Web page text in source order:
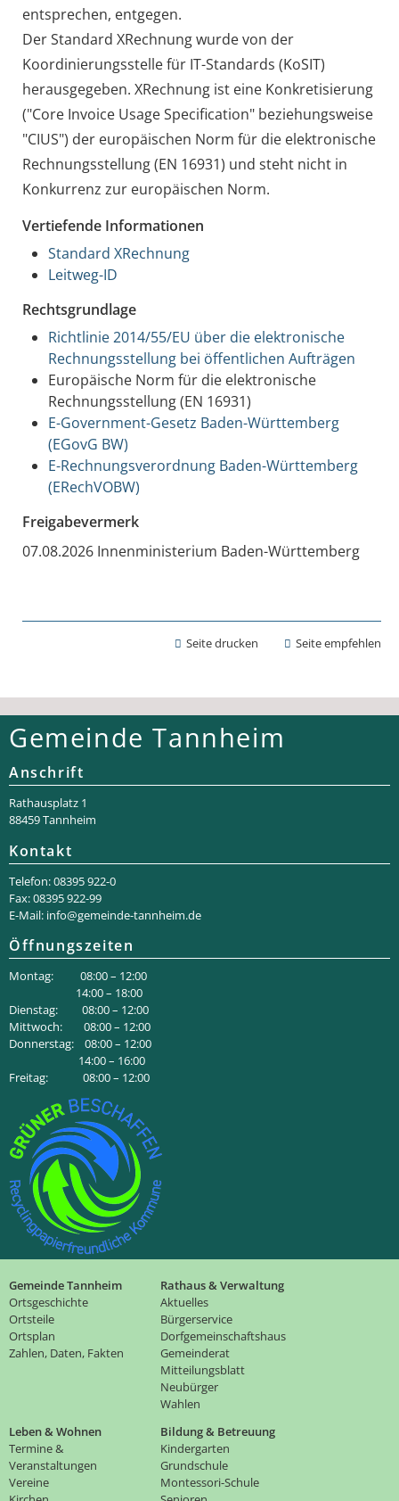
entsprechen, entgegen.
Der Standard XRechnung wurde von der
Koordinierungsstelle für IT-Standards (KoSIT)
herausgegeben. XRechnung ist eine Konkretisierung
("Core Invoice Usage Specification" beziehungsweise
"CIUS") der europäischen Norm für die elektronische
Rechnungsstellung (EN 16931) und steht nicht in
Konkurrenz zur europäischen Norm.
Vertiefende Informationen
Standard XRechnung
Leitweg-ID
Rechtsgrundlage
Richtlinie 2014/55/EU über die elektronische
Rechnungsstellung bei öffentlichen Aufträgen
Europäische Norm für die elektronische
Rechnungsstellung (EN 16931)
E-Government-Gesetz Baden-Württemberg
(EGovG BW)
E-Rechnungsverordnung Baden-Württemberg
(ERechVOBW)
Freigabevermerk
07.08.2026 Innenministerium Baden-Württemberg
Seite drucken Seite empfehlen
Gemeinde Tannheim
Anschrift
Rathaus­platz 1
88459 Tannheim
Kontakt
Telefon: 08395 922-0
Fax: 08395 922-99
E-Mail: info@gemeinde-tannheim.de
Öffnungszeiten
Montag: 08:00 – 12:00
14:00 – 18:00
Dienstag: 08:00 – 12:00
Mittwoch: 08:00 – 12:00
Donnerstag: 08:00 – 12:00
14:00 – 16:00
Freitag: 08:00 – 12:00
Gemeinde Tannheim
Ortsgeschichte
Ortsteile
Ortsplan
Zahlen, Daten, Fakten
Rathaus & Verwaltung
Aktuelles
Bürgerservice
Dorfgemeinschaftshaus
Gemeinderat
Mitteilungsblatt
Neubürger
Wahlen
Leben & Wohnen
Termine &
Veranstaltungen
Vereine
Bildung & Betreuung
Kindergarten
Grundschule
Montessori-Schule